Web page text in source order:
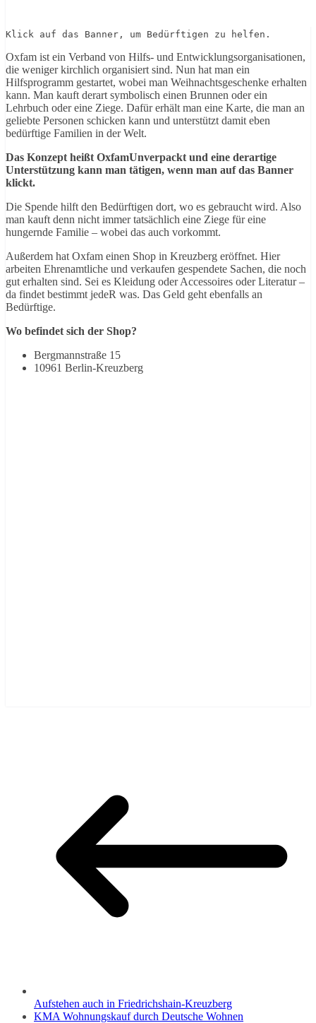
Klick auf das Banner, um Bedürftigen zu helfen.
Oxfam ist ein Verband von Hilfs- und Entwicklungsorganisationen,
die weniger kirchlich organisiert sind. Nun hat man ein
Hilfsprogramm gestartet, wobei man Weihnachtsgeschenke erhalten
kann. Man kauft derart symbolisch einen Brunnen oder ein
Lehrbuch oder eine Ziege. Dafür erhält man eine Karte, die man an
geliebte Personen schicken kann und unterstützt damit eben
bedürftige Familien in der Welt.
Das Konzept heißt OxfamUnverpackt und eine derartige
Unterstützung kann man tätigen, wenn man auf das Banner
klickt.
Die Spende hilft den Bedürftigen dort, wo es gebraucht wird. Also
man kauft denn nicht immer tatsächlich eine Ziege für eine
hungernde Familie – wobei das auch vorkommt.
Außerdem hat Oxfam einen Shop in Kreuzberg eröffnet. Hier
arbeiten Ehrenamtliche und verkaufen gespendete Sachen, die noch
gut erhalten sind. Sei es Kleidung oder Accessoires oder Literatur –
da findet bestimmt jedeR was. Das Geld geht ebenfalls an
Bedürftige.
Wo befindet sich der Shop?
Bergmannstraße 15
10961 Berlin-Kreuzberg
Aufstehen auch in Friedrichshain-Kreuzberg
KMA Wohnungskauf durch Deutsche Wohnen